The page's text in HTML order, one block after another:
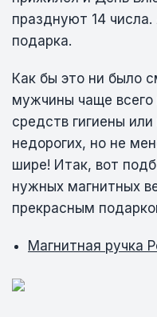
празднуют 14
подарка.
Как бы это ни было
мужчины чаще всего
средств гигиены
недорогих, но не
шире! Итак, вот
нужных магнитных
прекрасным
Магнитная ручка